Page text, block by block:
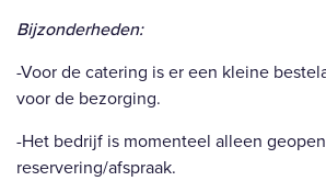
Bijzonderheden:
-Voor de catering is er een kleine
voor de bezorging.
-Het bedrijf is momenteel alleen
reservering/afspraak.